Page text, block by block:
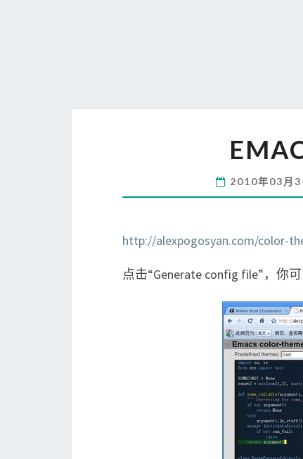
2010年03月
http://alexpogosyan.com/color-
点击“Generate config file”，你